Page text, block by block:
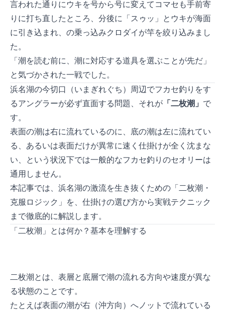
言われた通りにウキを0号から1.5号に変えてコマセも手前寄
りに打ち直したところ、30分後に「スゥッ」とウキが海面
に引き込まれ、45cmの乗っ込みクロダイが竿を絞り込みまし
た。
「潮を読む前に、潮に対応する道具を選ぶことが先だ」
と気づかされた一戦でした。
浜名湖の今切口（いまぎれぐち）周辺でフカセ釣りをす
るアングラーが必ず直面する問題、それが 「二枚潮」 で
す。
表面の潮は右に流れているのに、底の潮は左に流れてい
る、あるいは表面だけが異常に速く仕掛けが全く沈まな
い、という状況下では一般的なフカセ釣りのセオリーは
通用しません。
本記事では、浜名湖の激流を生き抜くための「二枚潮・
克服ロジック」を、仕掛けの選び方から実戦テクニック
まで徹底的に解説します。
「二枚潮」とは何か？基本を理解する
二枚潮とは、表層と底層で潮の流れる方向や速度が異な
る状態のことです。
たとえば表面の潮が右（沖方向）へ5ノットで流れている